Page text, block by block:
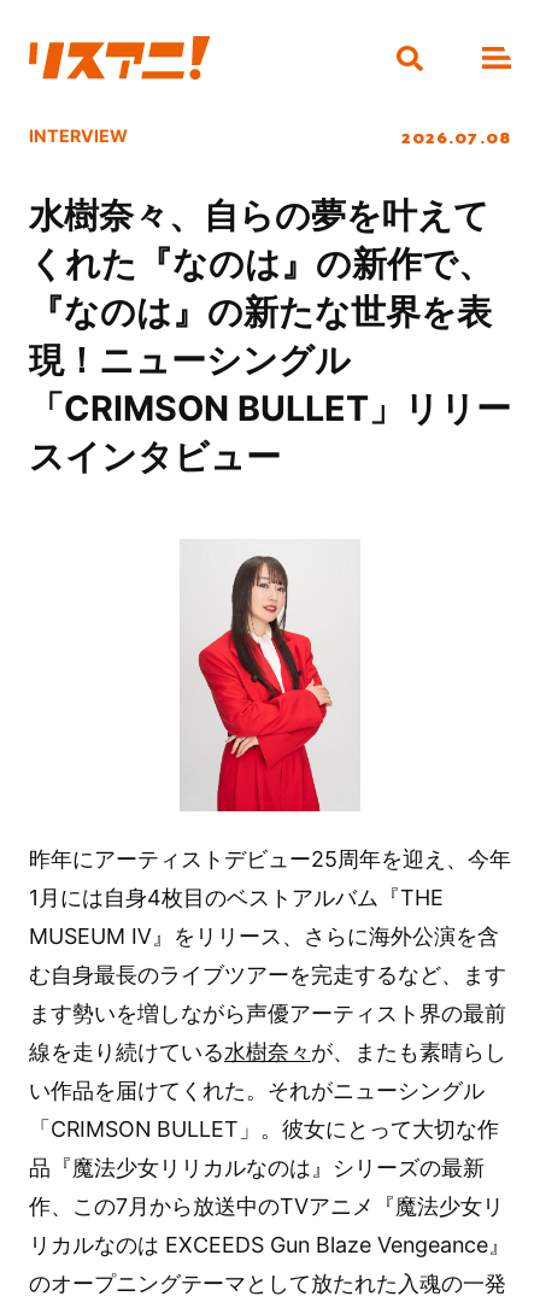
INTERVIEW 2026.07.08
水樹奈々、自らの夢を叶えて
くれた『なのは』の新作で、
『なのは』の新たな世界を表
現！ニューシングル
「CRIMSON BULLET」リリー
スインタビュー
昨年にアーティストデビュー25周年を迎え、今年
1月には自身4枚目のベストアルバム『THE
MUSEUM Ⅳ』をリリース、さらに海外公演を含
む自身最長のライブツアーを完走するなど、ます
ます勢いを増しながら声優アーティスト界の最前
線を走り続けている水樹奈々 が、またも素晴らし
い作品を届けてくれた。それがニューシングル
「CRIMSON BULLET」。彼女にとって大切な作
品『魔法少女リリカルなのは』シリーズの最新
作、この7月から放送中のTVアニメ『魔法少女リ
リカルなのは EXCEEDS Gun Blaze Vengeance』
のオープニングテーマとして放たれた入魂の一発